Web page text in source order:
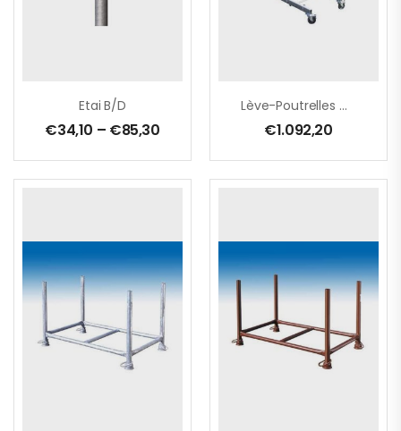
Etai B/D
€34,10 – €85,30
Lève-Poutrelles MÜBA
€1.092,20